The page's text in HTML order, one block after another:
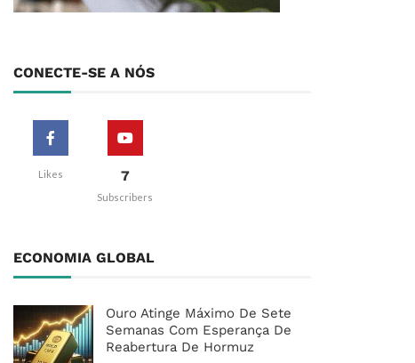
CONECTE-SE A NÓS
Likes 7
Subscribers
ECONOMIA GLOBAL
Ouro Atinge Máximo De Sete
Semanas Com Esperança De
Reabertura De Hormuz